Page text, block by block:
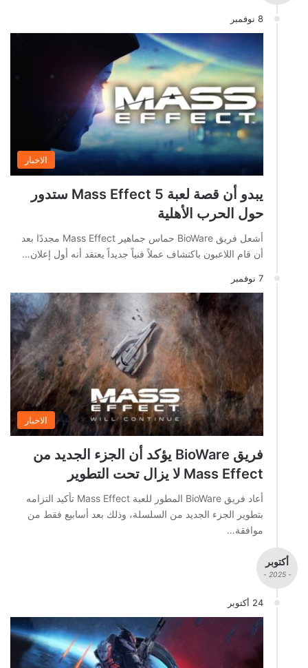
8 نوفمبر
الاخبار
يبدو أن قصة لعبة Mass Effect 5 ستدور
حول الحرب الأهلية
أشعل فريق BioWare حماس جماهير Mass Effect مجددًا بعد
أن قام اللاعبون باكتشاف عملاً فنياً جديداً يعتقد أنه أول إعلان…
7 نوفمبر
الاخبار
فريق BioWare يؤكد أن الجزء الجديد من
Mass Effect لا يزال تحت التطوير
أعاد فريق BioWare المطور للعبة Mass Effect تأكيد التزامه
بتطوير الجزء الجديد من السلسلة، وذلك بعد أسابيع فقط من
موافقة…
أكتوبر
- 2025 -
24 أكتوبر